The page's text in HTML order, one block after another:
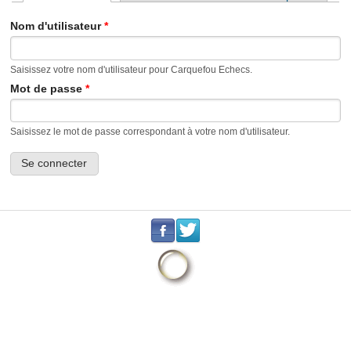
Onglets principaux
Nom d'utilisateur *
Saisissez votre nom d'utilisateur pour Carquefou Echecs.
Mot de passe *
Saisissez le mot de passe correspondant à votre nom d'utilisateur.
. .